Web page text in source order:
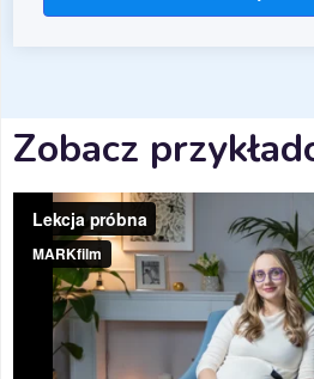
Zobacz